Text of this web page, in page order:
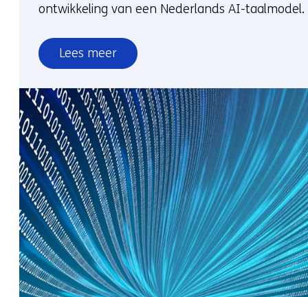
ontwikkeling van een Nederlands AI-taalmodel.
Lees meer
over
Tijdmaker
in
beeld:
Saskia
Lensink
over
GPT-
NL